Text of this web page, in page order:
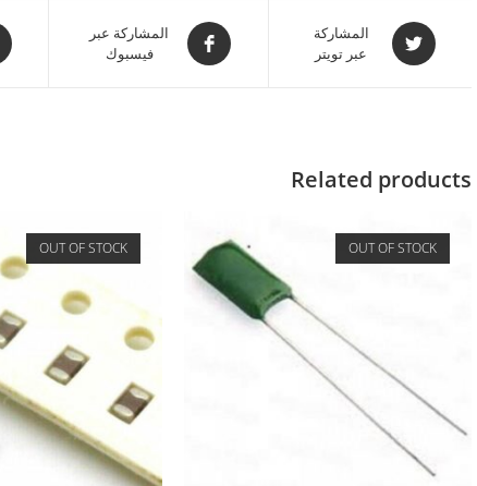
المشاركة
عبر تويتر
المشاركة عبر
فيسبوك
Related products
OUT OF STOCK
OUT OF STOCK